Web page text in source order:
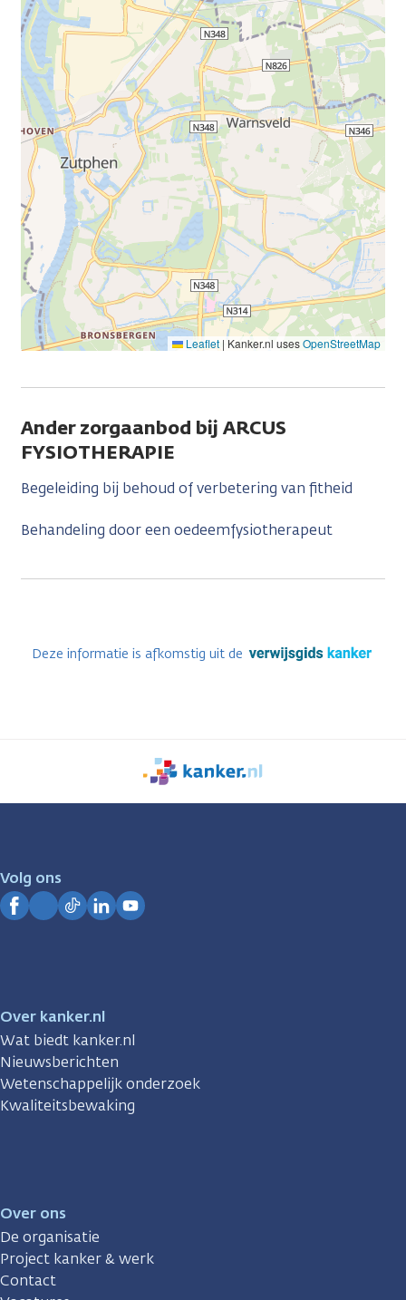
Leaflet | Kanker.nl usesOpenStreetMap
Ander zorgaanbod bij ARCUS
FYSIOTHERAPIE
Begeleiding bij behoud of verbetering van fitheid
Behandeling door een oedeemfysiotherapeut
Deze informatie is afkomstig uit de
We
zijn
Volg ons
Over kanker.nl
Wat biedt kanker.nl
Nieuwsberichten
Wetenschappelijk onderzoek
Kwaliteitsbewaking
Over ons
De organisatie
Project kanker & werk
Contact